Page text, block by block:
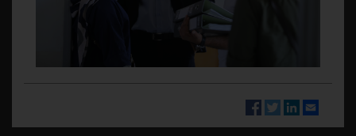
Email
LinkedIn
Twitter
Facebook